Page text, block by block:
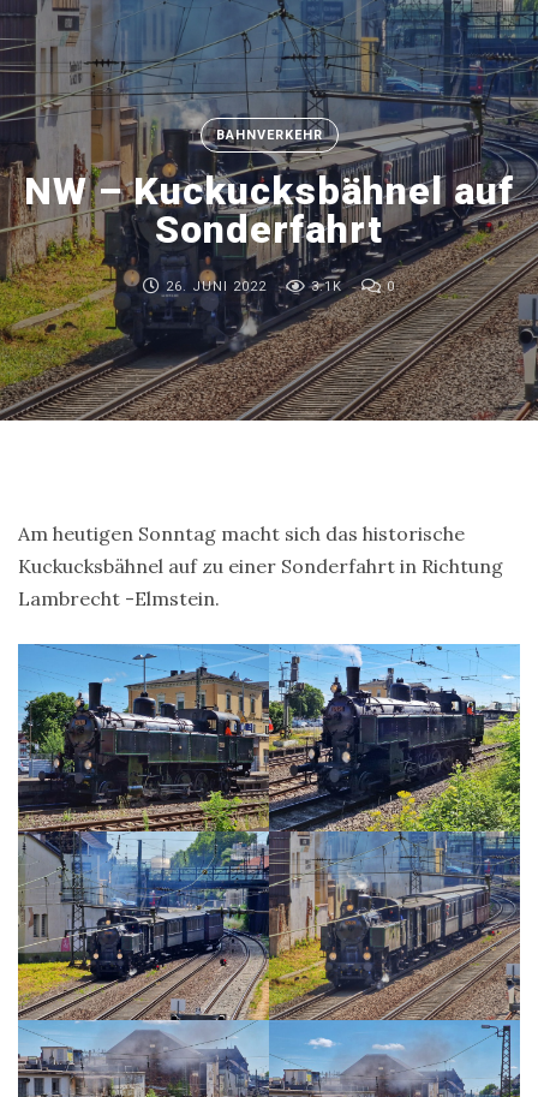
BAHNVERKEHR
NW – Kuckucksbähnel auf
Sonderfahrt
26. JUNI 2022 3.1K 0
Am heutigen Sonntag macht sich das historische
Kuckucksbähnel auf zu einer Sonderfahrt in Richtung
Lambrecht -Elmstein.